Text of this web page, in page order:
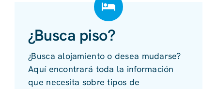
¿Busca piso?
¿Busca alojamiento o desea mudarse?
Aquí encontrará toda la información
que necesita sobre tipos de